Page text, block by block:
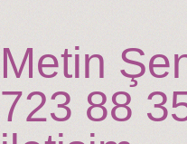
Metin
723 88